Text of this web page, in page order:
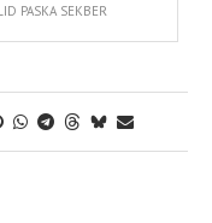
PASKA SEKBER